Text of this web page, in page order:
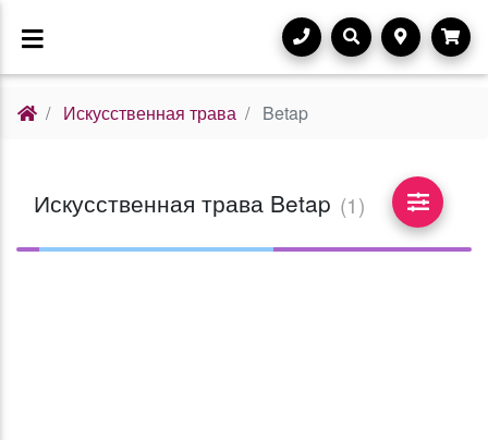
Искусственная трава Betap
Искусственная трава Betap (1)